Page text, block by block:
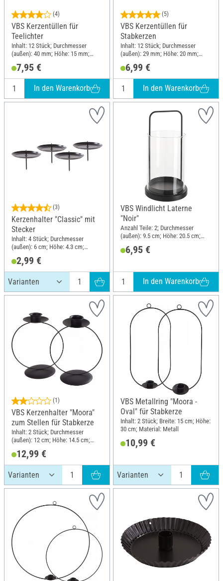
(4)
VBS Kerzentüllen für
Teelichter
Inhalt: 12 Stück; Durchmesser
(außen): 40 mm; Höhe: 15 mm;
7,95 €
In den Warenkorb
(5)
VBS Kerzentüllen für
Stabkerzen
Inhalt: 12 Stück; Durchmesser
(außen): 29 mm; Höhe: 20 mm;
6,99 €
In den Warenkorb
(3)
Kerzenhalter "Classic" mit
Stecker
Inhalt: 4 Stück; Durchmesser
(außen): 6 cm; Höhe: 4.3 cm;
2,99 €
VBS Windlicht Laterne
"Noir"
Anzahl Teile: 2; Durchmesser
(außen): 9.5 cm; Höhe: 20.5 cm;
6,95 €
In den Warenkorb
(1)
VBS Kerzenhalter "Moora"
zum Stellen für Stabkerze
Inhalt: 2 Stück; Durchmesser
(außen): 12 cm; Höhe: 14.5 cm;
12,99 €
VBS Metallring "Moora -
Oval" für Stabkerze
Inhalt: 2 Stück; Breite: 15 cm; Höhe:
30 cm; Material: Metall
10,99 €